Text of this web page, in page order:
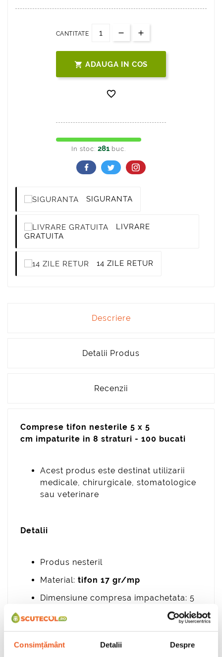
Consimțământ Detalii Despre
CANTITATE
 ADAUGA IN COS

In stoc: 281 buc.
SIGURANTA
LIVRARE
GRATUITA
14 ZILE RETUR
Descriere
Detalii Produs
Recenzii
Comprese tifon nesterile 5 x 5
cm impaturite in 8 straturi - 100 bucati
Acest produs este destinat utilizarii
medicale, chirurgicale, stomatologice
sau veterinare
Detalii
Produs nesteril
Material: tifon 17 gr/mp
Dimensiune compresa impachetata: 5
straturi/bucata